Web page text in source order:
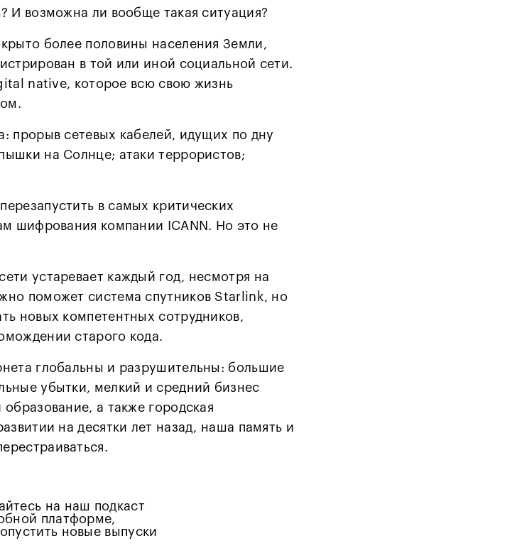
И возможна ли вообще такая ситуация?
более половины населения Земли,
в той или иной социальной сети.
native, которое всю свою жизнь
прорыв сетевых кабелей, идущих по дну
на Солнце; атаки террористов;
в самых критических
шифрования компании ICANN. Но это не
устаревает каждый год, несмотря на
поможет система спутников Starlink, но
новых компетентных сотрудников,
старого кода.
глобальны и разрушительны: большие
убытки, мелкий и средний бизнес
а также городская
на десятки лет назад, наша память и
на наш подкаст
платформе,
новые выпуски